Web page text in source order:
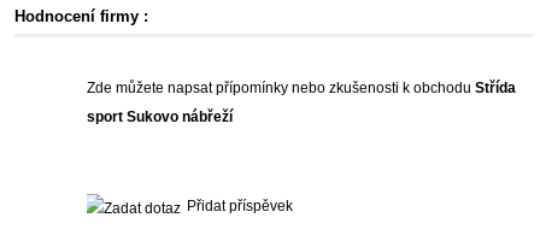
Hodnocení firmy :
Zde můžete napsat přípomínky nebo zkušenosti k obchoduStřída
sport Sukovo nábřeží
Přidat příspěvek